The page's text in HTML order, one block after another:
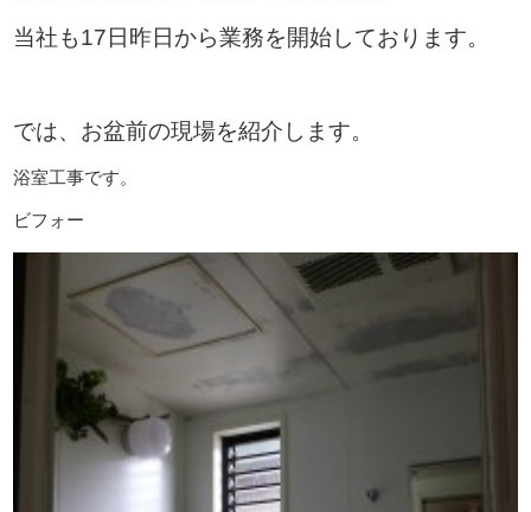
当社も17日昨日から業務を開始しております。
では、お盆前の現場を紹介します。
浴室工事です。
ビフォー